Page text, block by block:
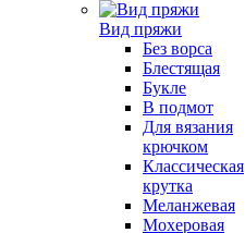
Вид пряжи
Без ворса
Блестящая
Букле
В подмот
Для вязания
крючком
Классическая
крутка
Меланжевая
Мохеровая